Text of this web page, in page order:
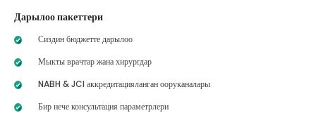
Дарылоо пакеттери
Сиздин бюджетте дарылоо
Мыкты врачтар жана хирургдар
NABH & JCI аккредитацияланган ооруканалары
Бир нече консультация параметрлери